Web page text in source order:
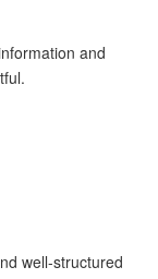
and
well-structured